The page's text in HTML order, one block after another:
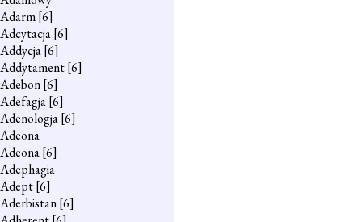
Adarm[6]
Adcytacja[6]
Addycja[6]
Addytament[6]
Adebon[6]
Adefagja[6]
Adenologja[6]
Adeona
Adeona[6]
Adephagia
Adept[6]
Aderbistan[6]